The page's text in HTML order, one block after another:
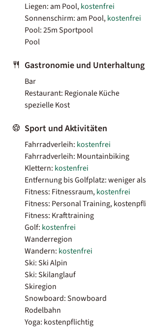
Liegen: am Pool,kostenfrei
Sonnenschirm: am Pool,kostenfrei
Pool: 25m Sportpool
Pool
Gastronomie und Unterhaltung
Bar
Restaurant: Regionale Küche
spezielle Kost
Sport und Aktivitäten
Fahrradverleih: kostenfrei
Fahrradverleih: Mountainbiking
Klettern: kostenfrei
Entfernung bis Golfplatz: weniger
Fitness: Fitnessraum,kostenfrei
Fitness: Personal Training,
Fitness: Krafttraining
Golf: kostenfrei
Wanderregion
Wandern: kostenfrei
Ski: Ski Alpin
Ski: Skilanglauf
Skiregion
Snowboard: Snowboard
Rodelbahn
Yoga: kostenpflichtig